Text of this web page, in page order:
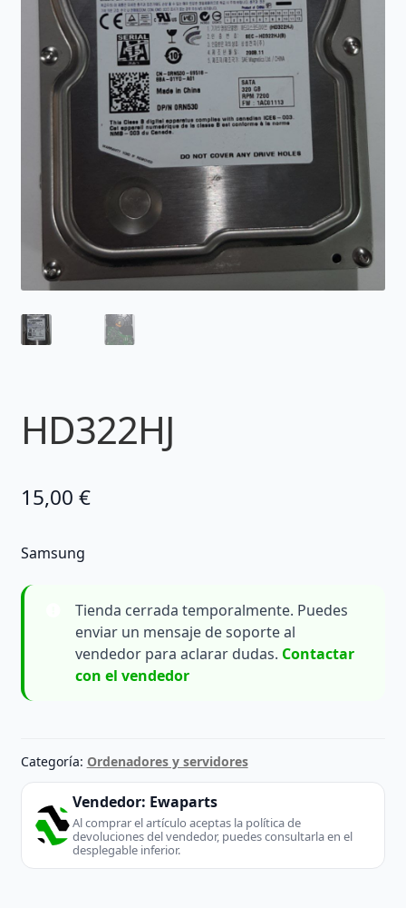
HD322HJ
15,00 €
Samsung
Tienda cerrada temporalmente. Puedes
enviar un mensaje de soporte al
vendedor para aclarar dudas. Contactar
con el vendedor
Categoría: Ordenadores y servidores
Vendedor: Ewaparts
Al comprar el artículo aceptas la política de
devoluciones del vendedor, puedes consultarla en el
desplegable inferior.